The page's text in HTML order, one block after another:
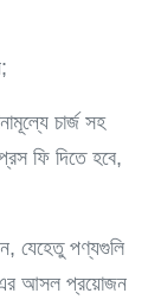
চার্জ সহ
ফি দিতে হবে,
যেহেতু পণ্যগুলি
এর আসল প্রয়োজন